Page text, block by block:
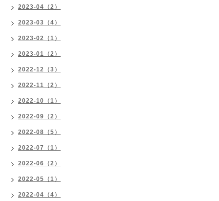
2023-04（2）
2023-03（4）
2023-02（1）
2023-01（2）
2022-12（3）
2022-11（2）
2022-10（1）
2022-09（2）
2022-08（5）
2022-07（1）
2022-06（2）
2022-05（1）
2022-04（4）